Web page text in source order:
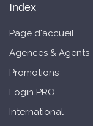
Index
Page d'accueil
Agences & Agents
Promotions
Login PRO
International